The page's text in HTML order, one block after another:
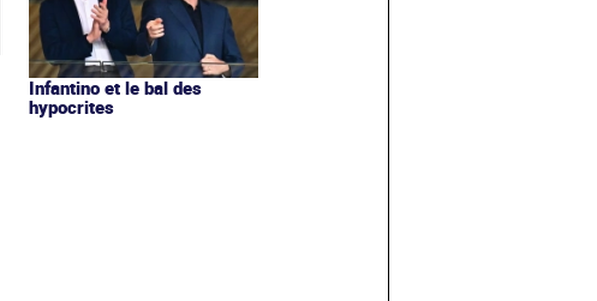
Infantino et le bal des
hypocrites